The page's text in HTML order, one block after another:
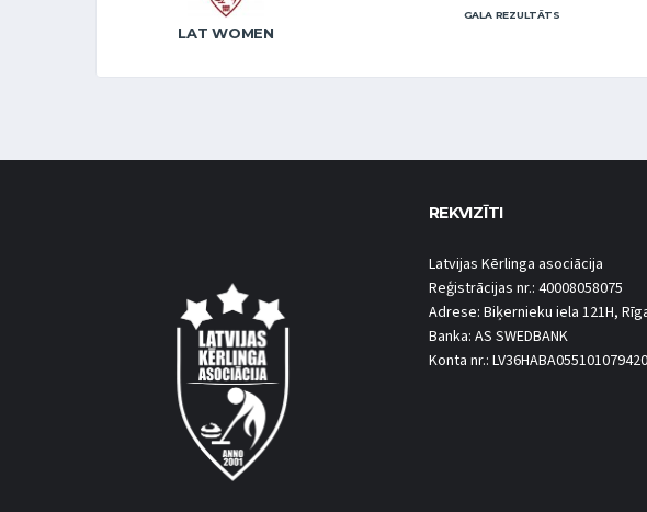
LAT WOMEN
GALA REZULTĀTS
REKVIZĪTI
Latvijas Kērlinga asociācija
Reģistrācijas nr.: 40008058075
Adrese: Biķernieku iela 121H,
Banka: AS SWEDBANK
Konta nr.: